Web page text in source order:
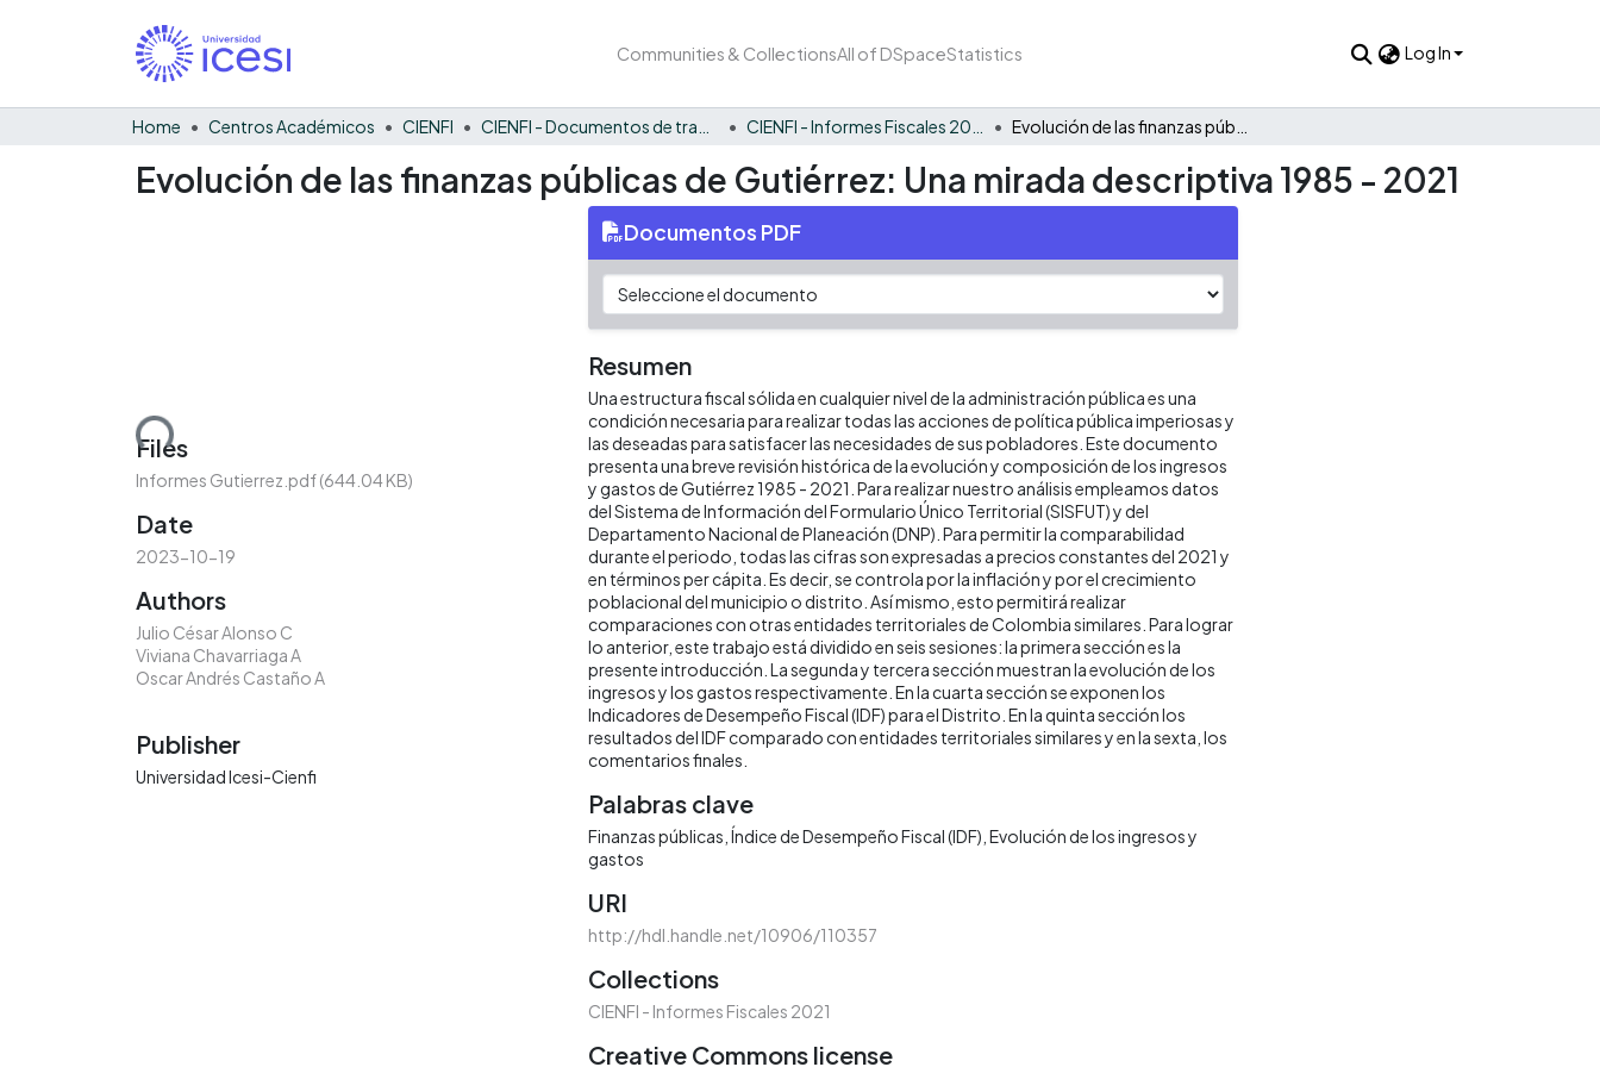
Communities & CollectionsAll of DSpaceStatistics Log In
Home Centros Académicos CIENFI
Evolución de las finanzas públicas de Gutiérrez: Una mirada descriptiva 1985 - 2021
Loading...
Files
Informes Gutierrez.pdf(644.04 KB)
Date
2023-10-19
Authors
Julio César Alonso C
Viviana Chavarriaga A
Oscar Andrés Castaño A
Publisher
Universidad Icesi-Cienfi
Documentos PDF
Resumen
Una estructura fiscal sólida en cualquier nivel de la administración pública es una
condición necesaria para realizar todas las acciones de política pública imperiosas y
las deseadas para satisfacer las necesidades de sus pobladores. Este documento
presenta una breve revisión histórica de la evolución y composición de los ingresos
y gastos de Gutiérrez 1985 - 2021. Para realizar nuestro análisis empleamos datos
del Sistema de Información del Formulario Único Territorial (SISFUT) y del
Departamento Nacional de Planeación (DNP). Para permitir la comparabilidad
durante el periodo, todas las cifras son expresadas a precios constantes del 2021 y
en términos per cápita. Es decir, se controla por la inflación y por el crecimiento
poblacional del municipio o distrito. Así mismo, esto permitirá realizar
comparaciones con otras entidades territoriales de Colombia similares. Para lograr
lo anterior, este trabajo está dividido en seis sesiones: la primera sección es la
presente introducción. La segunda y tercera sección muestran la evolución de los
ingresos y los gastos respectivamente. En la cuarta sección se exponen los
Indicadores de Desempeño Fiscal (IDF) para el Distrito. En la quinta sección los
resultados del IDF comparado con entidades territoriales similares y en la sexta, los
comentarios finales.
Palabras clave
Finanzas públicas Índice de Desempeño Fiscal (IDF) Evolución de los ingresos y
gastos
URI
http://hdl.handle.net/10906/110357
Collections
CIENFI - Informes Fiscales 2021
Creative Commons license